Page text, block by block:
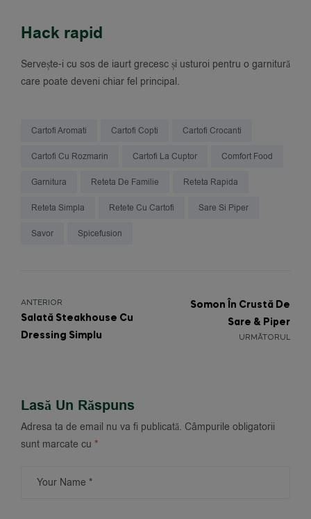
Hack rapid
Servește-i cu sos de iaurt grecesc și usturoi pentru o garnitură
care poate deveni chiar fel principal.
Cartofi Aromati Cartofi Copti Cartofi Crocanti
Cartofi Cu Rozmarin Cartofi La Cuptor Comfort Food
Garnitura Reteta De Familie Reteta Rapida
Reteta Simpla Retete Cu Cartofi Sare Si Piper
Savor Spicefusion
ANTERIOR
Salată Steakhouse Cu
Dressing Simplu
URMĂTORUL
Somon În Crustă De
Sare & Piper
Lasă Un Răspuns
Adresa ta de email nu va fi publicată. Câmpurile obligatorii
sunt marcate cu *